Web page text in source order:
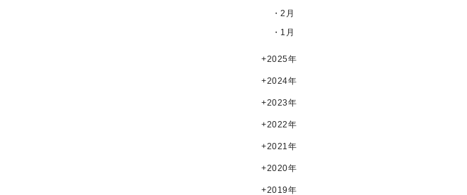
・2月
・1月
2025年
2024年
2023年
2022年
2021年
2020年
2019年